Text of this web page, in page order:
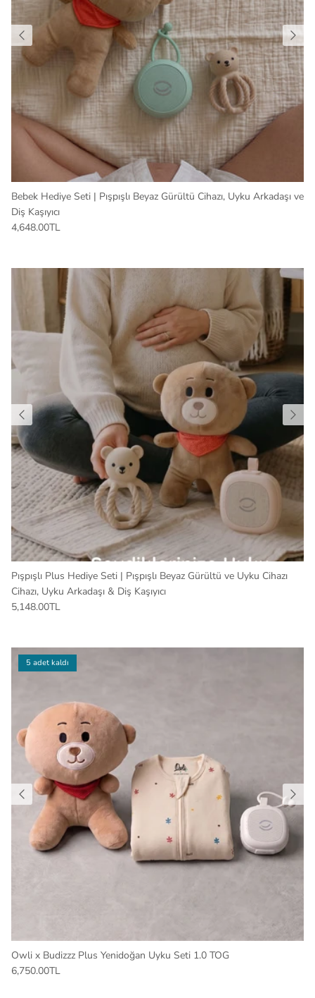
Bebek Hediye Seti | Pışpışlı Beyaz Gürültü Cihazı, Uyku Arkadaşı ve
Diş Kaşıyıcı
4,648.00TL
Pışpışlı Plus Hediye Seti | Pışpışlı Beyaz Gürültü ve Uyku Cihazı
Cihazı, Uyku Arkadaşı & Diş Kaşıyıcı
5,148.00TL
5 adet kaldı
Owli x Budizzz Plus Yenidoğan Uyku Seti 1.0 TOG
6,750.00TL